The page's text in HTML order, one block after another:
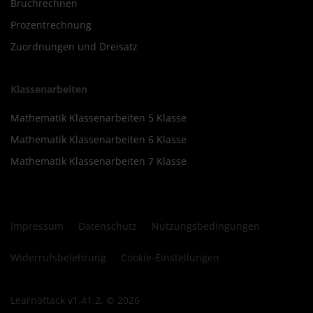
Bruchrechnen
Prozentrechnung
Zuordnungen und Dreisatz
Klassenarbeiten
Mathematik Klassenarbeiten 5 Klasse
Mathematik Klassenarbeiten 6 Klasse
Mathematik Klassenarbeiten 7 Klasse
Impressum Datenschutz Nutzungsbedingungen
Widerrufsbelehrung Cookie-Einstellungen
Learnattack v1.41.2, © 2026